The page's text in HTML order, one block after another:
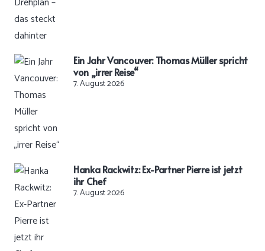
Ein Jahr Vancouver: Thomas Müller spricht
von „irrer Reise“
7. August 2026
Hanka Rackwitz: Ex-Partner Pierre ist jetzt
ihr Chef
7. August 2026